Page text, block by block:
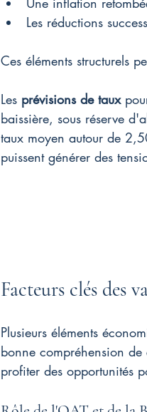
Les réductions
Ces éléments structurels
Les prévisions de taux
baissière, sous réserve
taux moyen autour de
puissent générer des
Facteurs clés des
Plusieurs éléments
bonne compréhension
profiter des opportunités